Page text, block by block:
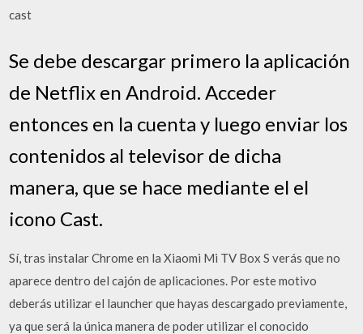
cast
Se debe descargar primero la aplicación
de Netflix en Android. Acceder
entonces en la cuenta y luego enviar los
contenidos al televisor de dicha
manera, que se hace mediante el el
icono Cast.
Sí, tras instalar Chrome en la Xiaomi Mi TV Box S verás que no
aparece dentro del cajón de aplicaciones. Por este motivo
deberás utilizar el launcher que hayas descargado previamente,
ya que será la única manera de poder utilizar el conocido